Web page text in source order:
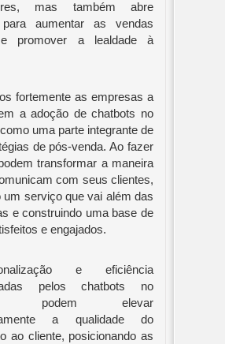
mas também abre
para aumentar as vendas
e promover a lealdade à
fortemente as empresas a
a adoção de chatbots no
uma parte integrante de
de pós-venda. Ao fazer
transformar a maneira
com seus clientes,
um serviço que vai além das
e construindo uma base de
e engajados.
e eficiência
pelos chatbots no
podem elevar
a qualidade do
ao cliente, posicionando as